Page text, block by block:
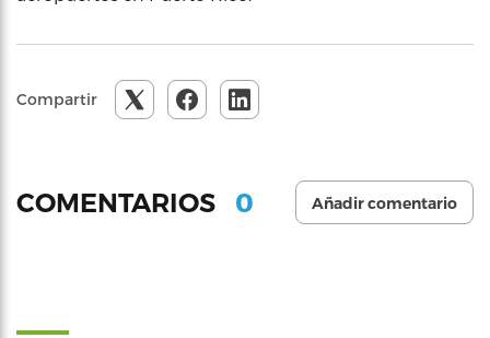
Compartir
COMENTARIOS 0 Añadir comentario